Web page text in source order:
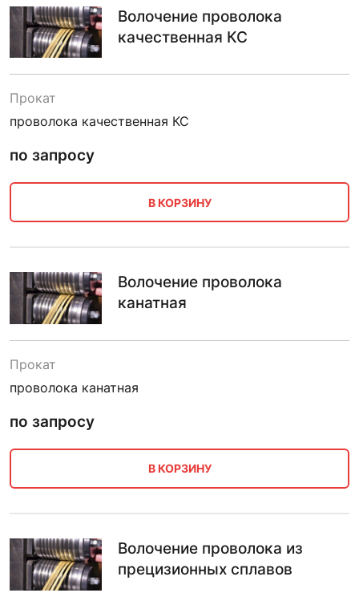
Волочение проволока
качественная КС
Прокат
проволока качественная КС
по запросу
В КОРЗИНУ
Волочение проволока
канатная
Прокат
проволока канатная
по запросу
В КОРЗИНУ
Волочение проволока из
прецизионных сплавов